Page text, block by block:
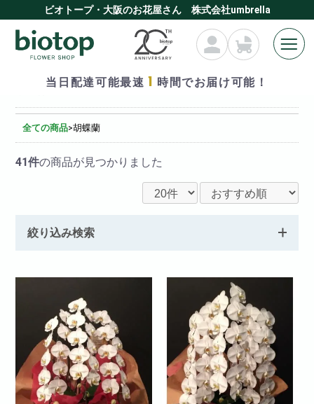
ビオトープ・大阪のお花屋さん 株式会社umbrella
当日配達可能最速 1 時間でお届け可能！
胡蝶蘭
全ての商品>胡蝶蘭
41件の商品が見つかりました
絞り込み検索